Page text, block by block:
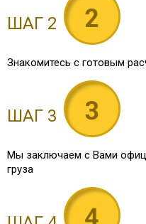
ШАГ 2
Знакомитесь с готовым
ШАГ 3
Мы заключаем с Вами
груза